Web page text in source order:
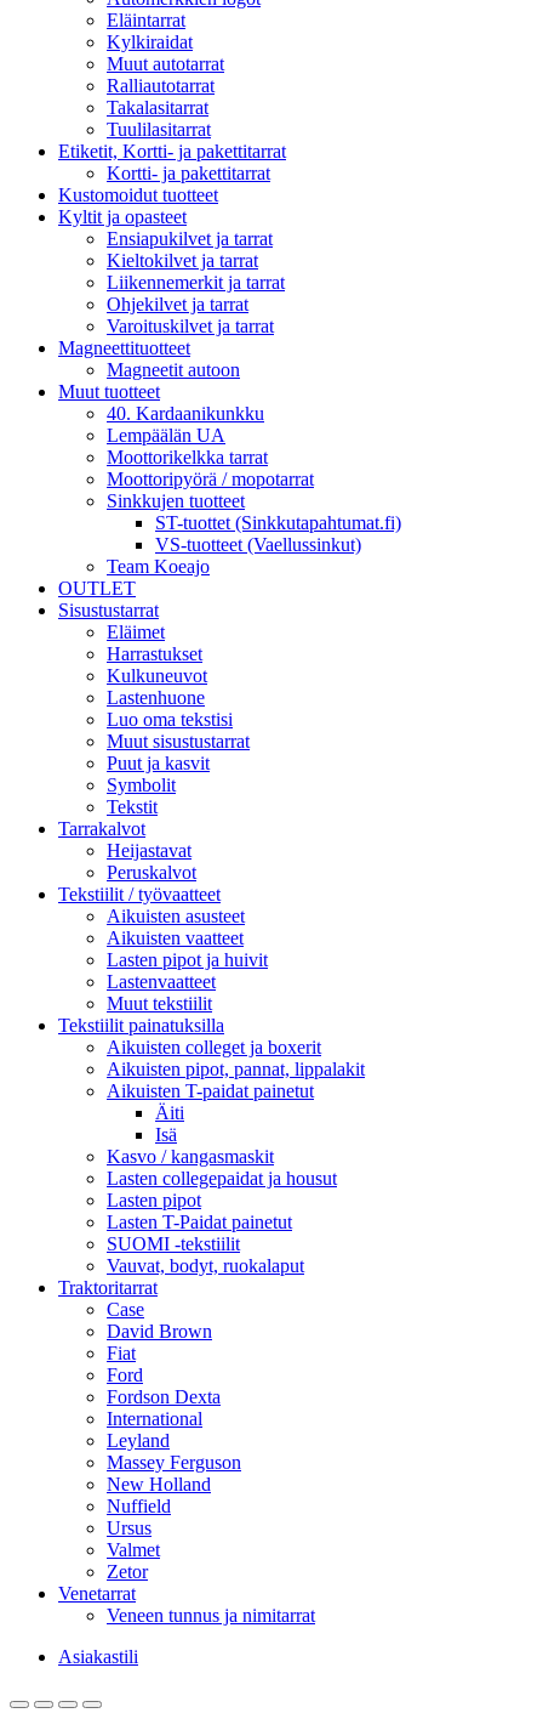
Eläintarrat
Kylkiraidat
Muut autotarrat
Ralliautotarrat
Takalasitarrat
Tuulilasitarrat
Etiketit, Kortti- ja pakettitarrat
Kortti- ja pakettitarrat
Kustomoidut tuotteet
Kyltit ja opasteet
Ensiapukilvet ja tarrat
Kieltokilvet ja tarrat
Liikennemerkit ja tarrat
Ohjekilvet ja tarrat
Varoituskilvet ja tarrat
Magneettituotteet
Magneetit autoon
Muut tuotteet
40. Kardaanikunkku
Lempäälän UA
Moottorikelkka tarrat
Moottoripyörä / mopotarrat
Sinkkujen tuotteet
ST-tuottet (Sinkkutapahtumat.fi)
VS-tuotteet (Vaellussinkut)
Team Koeajo
OUTLET
Sisustustarrat
Eläimet
Harrastukset
Kulkuneuvot
Lastenhuone
Luo oma tekstisi
Muut sisustustarrat
Puut ja kasvit
Symbolit
Tekstit
Tarrakalvot
Heijastavat
Peruskalvot
Tekstiilit / työvaatteet
Aikuisten asusteet
Aikuisten vaatteet
Lasten pipot ja huivit
Lastenvaatteet
Muut tekstiilit
Tekstiilit painatuksilla
Aikuisten colleget ja boxerit
Aikuisten pipot, pannat, lippalakit
Aikuisten T-paidat painetut
Äiti
Isä
Kasvo / kangasmaskit
Lasten collegepaidat ja housut
Lasten pipot
Lasten T-Paidat painetut
SUOMI -tekstiilit
Vauvat, bodyt, ruokalaput
Traktoritarrat
Case
David Brown
Fiat
Ford
Fordson Dexta
International
Leyland
Massey Ferguson
New Holland
Nuffield
Ursus
Valmet
Zetor
Venetarrat
Veneen tunnus ja nimitarrat
Asiakastili